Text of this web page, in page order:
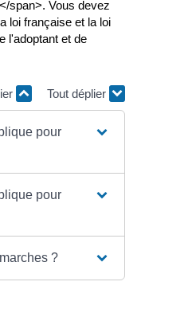
span>. Vous devez
loi française et la loi
l'adoptant et de
Tout déplier
pour
pour
?